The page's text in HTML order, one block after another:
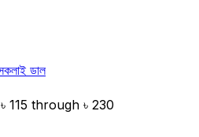
115 through ৳ 230